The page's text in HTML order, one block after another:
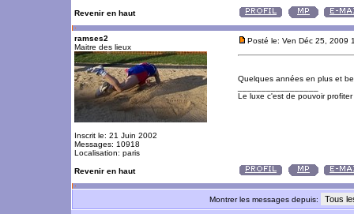
Revenir en haut
ramses2
Maitre des lieux
Inscrit le: 21 Juin 2002
Messages: 10918
Localisation: paris
Posté le: Ven Déc 25, 2009
Quelques années en plus et
Le luxe c'est de pouvoir
Revenir en haut
Montrer les messages depuis: